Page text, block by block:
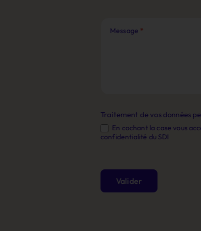
Message *
Traitement de vos données
En cochant la case vous
confidentialité du SDI
Valider